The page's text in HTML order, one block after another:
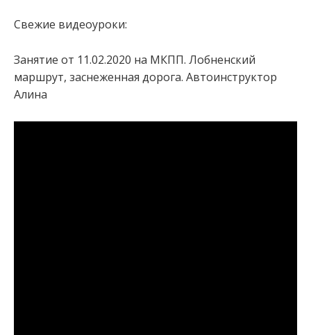
Свежие видеоуроки:
Занятие от 11.02.2020 на МКПП. Лобненский
маршрут, заснеженная дорога. Автоинструктор
Алина